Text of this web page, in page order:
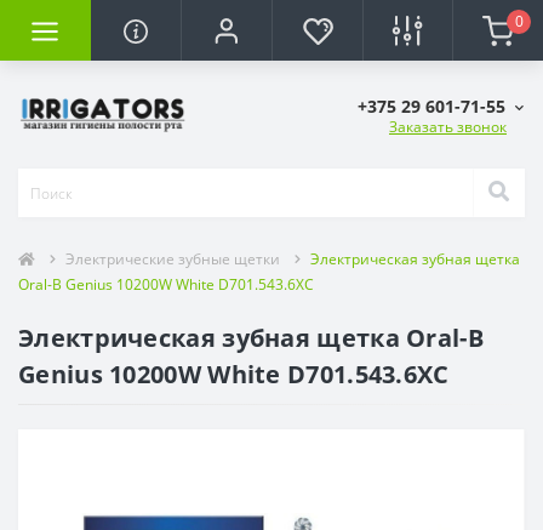
0
+375 29 601-71-55
Заказать звонок
Электрические зубные щетки
Электрическая зубная щетка
Oral-B Genius 10200W White D701.543.6XC
Электрическая зубная щетка Oral-B
Genius 10200W White D701.543.6XC